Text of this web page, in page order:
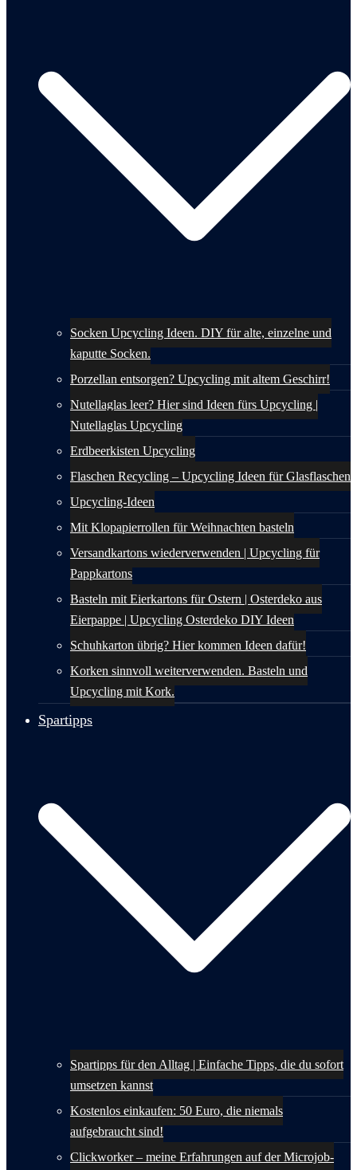
Socken Upcycling Ideen. DIY für alte, einzelne und
kaputte Socken.
Porzellan entsorgen? Upcycling mit altem Geschirr!
Nutellaglas leer? Hier sind Ideen fürs Upcycling |
Nutellaglas Upcycling
Erdbeerkisten Upcycling
Flaschen Recycling – Upcycling Ideen für Glasflaschen
Upcycling-Ideen
Mit Klopapierrollen für Weihnachten basteln
Versandkartons wiederverwenden | Upcycling für
Pappkartons
Basteln mit Eierkartons für Ostern | Osterdeko aus
Eierpappe | Upcycling Osterdeko DIY Ideen
Schuhkarton übrig? Hier kommen Ideen dafür!
Korken sinnvoll weiterverwenden. Basteln und
Upcycling mit Kork.
Spartipps
Spartipps für den Alltag | Einfache Tipps, die du sofort
umsetzen kannst
Kostenlos einkaufen: 50 Euro, die niemals
aufgebraucht sind!
Clickworker – meine Erfahrungen auf der Microjob-